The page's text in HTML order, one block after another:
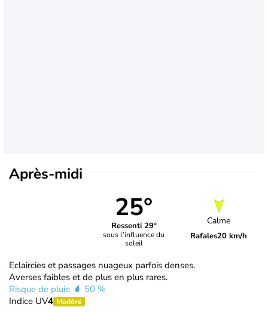
Après-midi
25°
Ressenti 29°
sous l’influence du
soleil
Calme
Rafales20 km/h
Eclaircies et passages nuageux parfois denses.
Averses faibles et de plus en plus rares.
Risque de pluie
50 %
Indice UV4 Modéré